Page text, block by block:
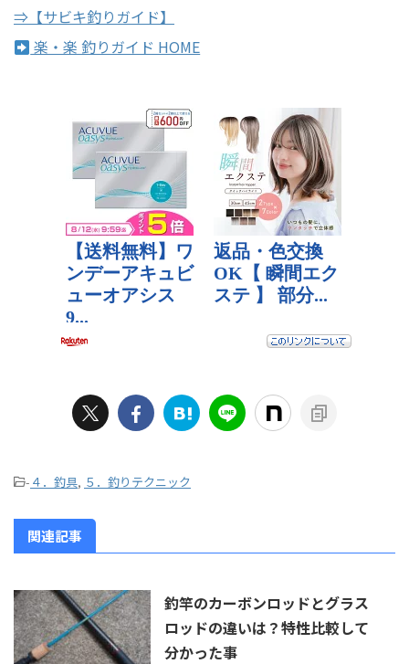
⇒【サビキ釣りガイド】
楽・楽 釣りガイド HOME
- ４．釣具, ５．釣りテクニック
関連記事
釣竿のカーボンロッドとグラス
ロッドの違いは？特性比較して
分かった事